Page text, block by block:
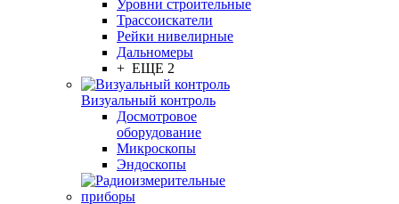
Уровни строительные
Трассоискатели
Рейки нивелирные
Дальномеры
+ ЕЩЕ 2
Визуальный контроль
Досмотровое
оборудование
Микроскопы
Эндоскопы